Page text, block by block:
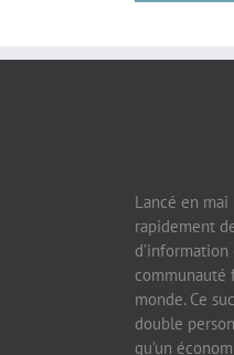
monde. Ce
double
qu’un
passionnant
Site officiel
commerce